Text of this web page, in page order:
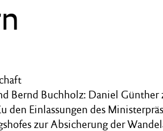
Bernd Buchholz: Daniel
den Einlassungen des
zur Absicherung der